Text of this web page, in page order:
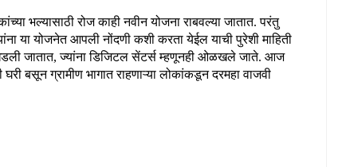
भल्यासाठी रोज काही नवीन योजना राबवल्या जातात. परंतु
या योजनेत आपली नोंदणी कशी करता येईल याची पुरेशी माहिती
जातात, ज्यांना डिजिटल सेंटर्स म्हणूनही ओळखले जाते. आज
घरी बसून ग्रामीण भागात राहणाऱ्या लोकांकडून दरमहा वाजवी